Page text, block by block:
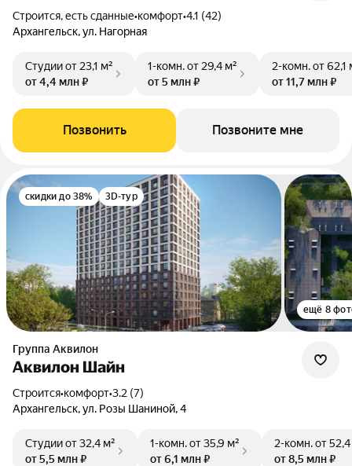
Строится, есть сданные•комфорт•4.1 (42)
Архангельск, ул. Нагорная
Студииот 23,1 м²
от 4,4 млн ₽
1-комн.от 29,4 м²
от 5 млн ₽
2-комн.от 62,1
от 11,7 млн ₽
Позвонить Позвоните мне
скидки до 38% 3D-тур
ещё 8
Группа Аквилон
Аквилон Шайн
Строится•комфорт•3.2 (7)
Архангельск, ул. Розы Шаниной, 4
Студииот 32,4 м²
от 5,5 млн ₽
1-комн.от 35,9 м²
от 6,1 млн ₽
2-комн.от
от 8,5 млн ₽